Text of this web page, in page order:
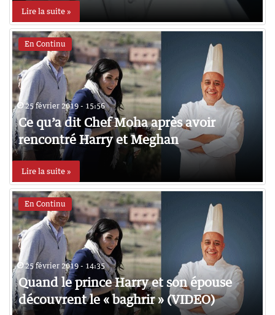
Lire la suite »
En Continu
25 février 2019 - 15:56
Ce qu’a dit Chef Moha après avoir
rencontré Harry et Meghan
Lire la suite »
En Continu
25 février 2019 - 14:35
Quand le prince Harry et son épouse
découvrent le « baghrir » (VIDEO)